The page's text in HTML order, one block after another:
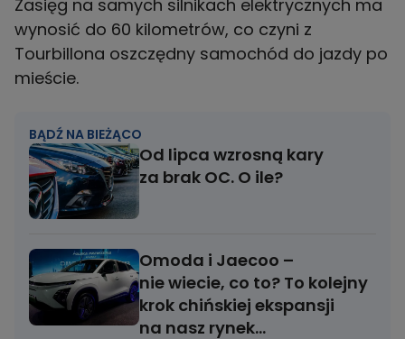
Zasięg na samych silnikach elektrycznych ma
wynosić do 60 kilometrów, co czyni z
Tourbillona oszczędny samochód do jazdy po
mieście.
BĄDŹ NA BIEŻĄCO
Od lipca wzrosną kary
za brak OC. O ile?
Omoda i Jaecoo –
nie wiecie, co to? To kolejny
krok chińskiej ekspansji
na nasz rynek